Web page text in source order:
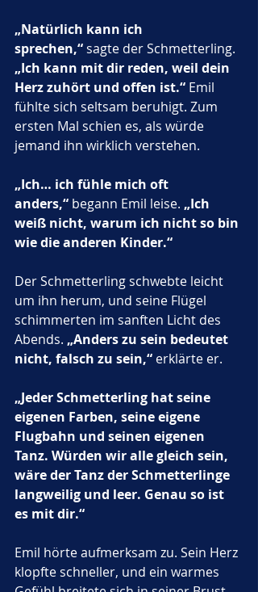
„Natürlich kann ich
sprechen,“ sagte der Schmetterling.
„Ich kann mit dir reden, weil dein
Herz zuhört und offen ist.“ Emil
fühlte sich seltsam beruhigt. Zum
ersten Mal schien es, als würde
jemand ihn wirklich verstehen.
„Ich… ich fühle mich oft
anders,“ begann Emil leise. „Ich
weiß nicht, warum ich nicht so bin
wie die anderen Kinder.“
Der Schmetterling schwebte leicht
um ihn herum, und seine Flügel
schimmerten im sanften Licht des
Abends. „Anders zu sein bedeutet
nicht, falsch zu sein,“ erklärte er.
„Jeder Schmetterling hat seine
eigenen Farben, seine eigene
Flugbahn und seinen eigenen
Tanz. Würden wir alle gleich sein,
wäre der Tanz der Schmetterlinge
langweilig und leer. Genau so ist
es mit dir.“
Emil hörte aufmerksam zu. Sein Herz
klopfte schneller, und ein warmes